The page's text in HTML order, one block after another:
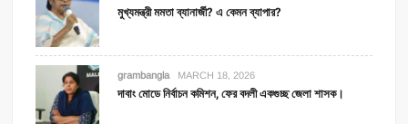
মুখ্যমন্ত্রী মমতা ব্যানার্জী? এ কেমন ব্যাপার?
grambangla MARCH 18, 2026
দাবাং মোডে নির্বাচন কমিশন, ফের বদলী একগুচ্ছ জেলা শাসক।